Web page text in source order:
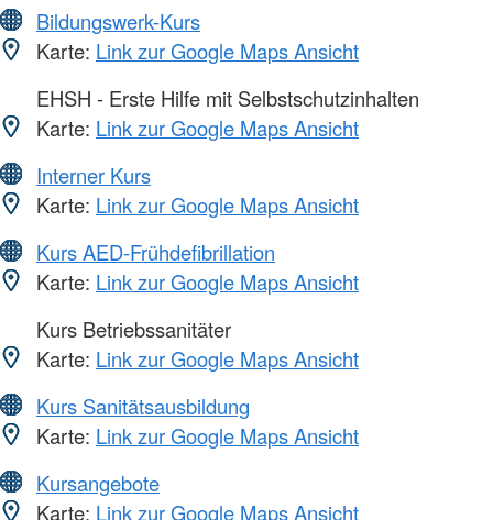
Bildungswerk-Kurs
Karte: Link zur Google Maps Ansicht
EHSH - Erste Hilfe mit Selbstschutzinhalten
Karte: Link zur Google Maps Ansicht
Interner Kurs
Karte: Link zur Google Maps Ansicht
Kurs AED-Frühdefibrillation
Karte: Link zur Google Maps Ansicht
Kurs Betriebssanitäter
Karte: Link zur Google Maps Ansicht
Kurs Sanitätsausbildung
Karte: Link zur Google Maps Ansicht
Kursangebote
Karte: Link zur Google Maps Ansicht